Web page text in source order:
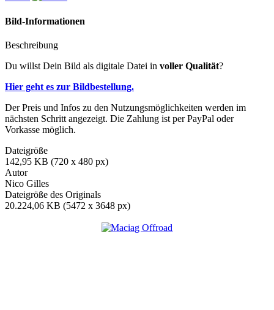
Bild-Informationen
Beschreibung
Du willst Dein Bild als digitale Datei in voller Qualität?
Hier geht es zur Bildbestellung.
Der Preis und Infos zu den Nutzungsmöglichkeiten werden im
nächsten Schritt angezeigt. Die Zahlung ist per PayPal oder
Vorkasse möglich.
Dateigröße
142,95 KB (720 x 480 px)
Autor
Nico Gilles
Dateigröße des Originals
20.224,06 KB (5472 x 3648 px)